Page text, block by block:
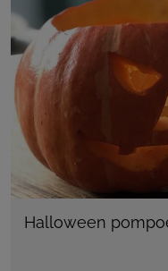
Halloween